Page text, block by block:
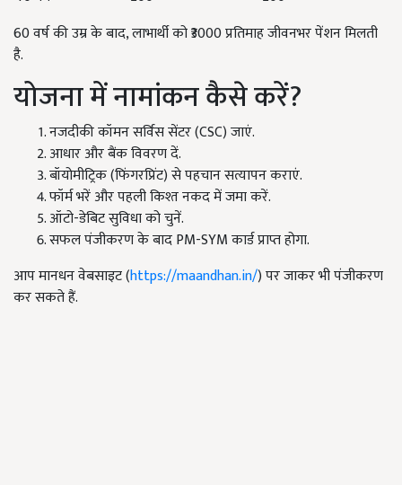
60 वर्ष की उम्र के बाद, लाभार्थी को ₹3000 प्रतिमाह जीवनभर पेंशन मिलती
है.
योजना में नामांकन कैसे करें?
नजदीकी कॉमन सर्विस सेंटर (CSC) जाएं.
आधार और बैंक विवरण दें.
बॉयोमीट्रिक (फिंगरप्रिंट) से पहचान सत्यापन कराएं.
फॉर्म भरें और पहली किश्त नकद में जमा करें.
ऑटो-डेबिट सुविधा को चुनें.
सफल पंजीकरण के बाद PM-SYM कार्ड प्राप्त होगा.
आप मानधन वेबसाइट (https://maandhan.in/) पर जाकर भी पंजीकरण
कर सकते हैं.